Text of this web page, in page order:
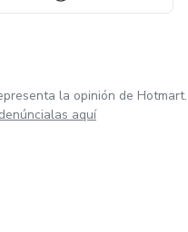
la opinión de Hotmart.
denúncialas aquí